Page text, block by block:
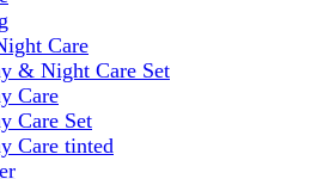
Care
& Night Care Set
Care
Care Set
Care tinted